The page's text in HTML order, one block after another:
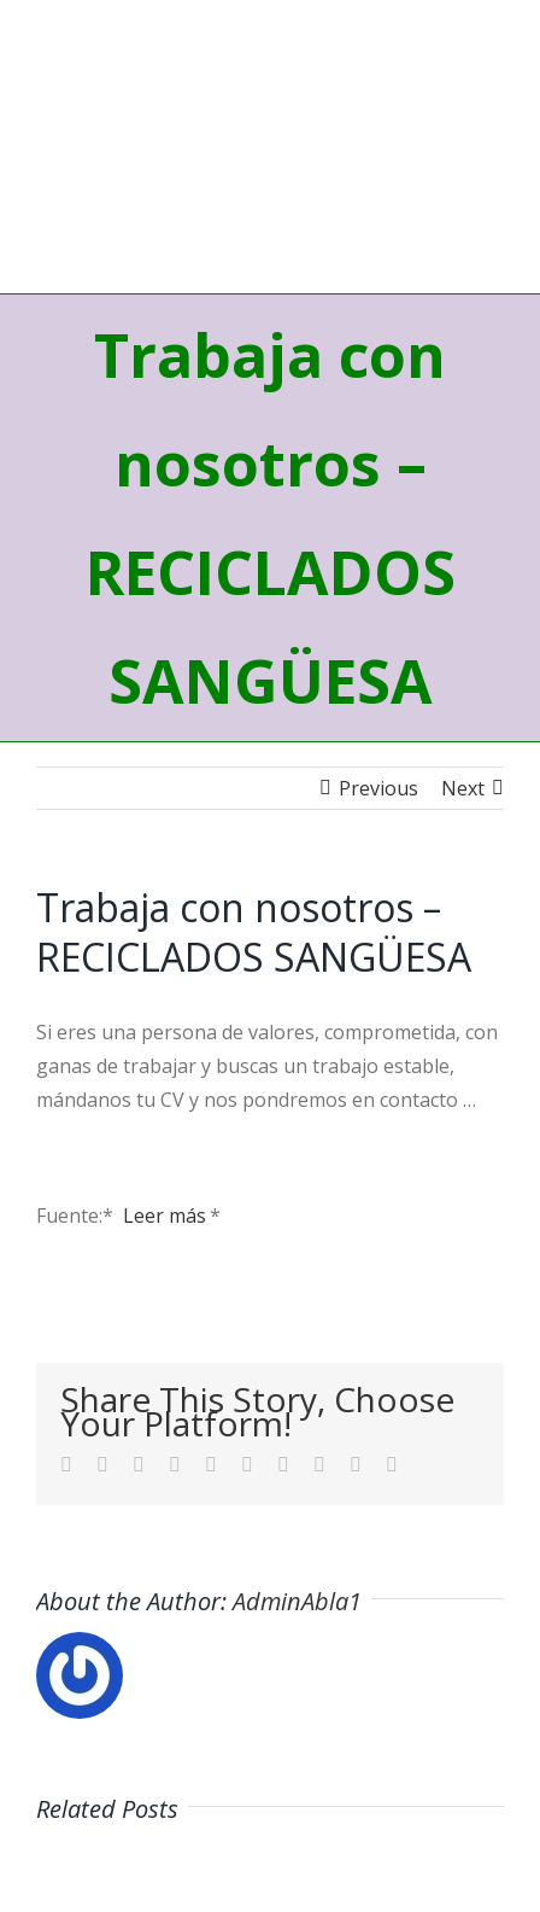
Trabaja con
nosotros –
RECICLADOS
SANGÜESA
Previous Next
Trabaja con nosotros –
RECICLADOS SANGÜESA
Si eres una persona de valores, comprometida, con
ganas de trabajar y buscas un trabajo estable,
mándanos tu CV y nos pondremos en contacto …
Fuente:* ​ Leer más*
Share This Story, Choose
Your Platform!
Facebook
TwitterLinkedIn
Reddit WhatsApp
TumblrPinterest Xing
About the Author:AdminAbla1
Related Posts